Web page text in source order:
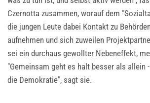
Czernotta zusammen, worauf dem
die jungen Leute dabei Kontakt zu
aufnehmen und sich zuweilen
sei ein durchaus gewollter Nebeneffekt,
"Gemeinsam geht es halt besser als allein
die Demokratie", sagt sie.